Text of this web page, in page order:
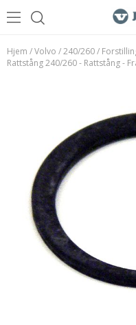
Hjem /Volvo /240/260/
Rattstång 240/260 - Rattstång -